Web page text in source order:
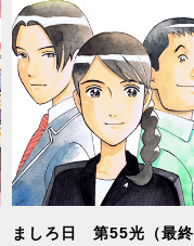
ましろ日 第55光（最終